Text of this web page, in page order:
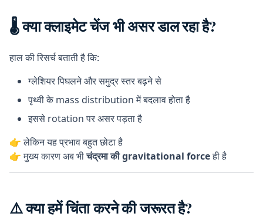
🌡️ क्या क्लाइमेट चेंज भी असर डाल रहा है?
हाल की रिसर्च बताती है कि:
ग्लेशियर पिघलने और समुद्र स्तर बढ़ने से
पृथ्वी के mass distribution में बदलाव होता है
इससे rotation पर असर पड़ता है
👉 लेकिन यह प्रभाव बहुत छोटा है
👉 मुख्य कारण अब भीचंद्रमा की gravitational forceही है
⚠️ क्या हमें चिंता करने की जरूरत है?